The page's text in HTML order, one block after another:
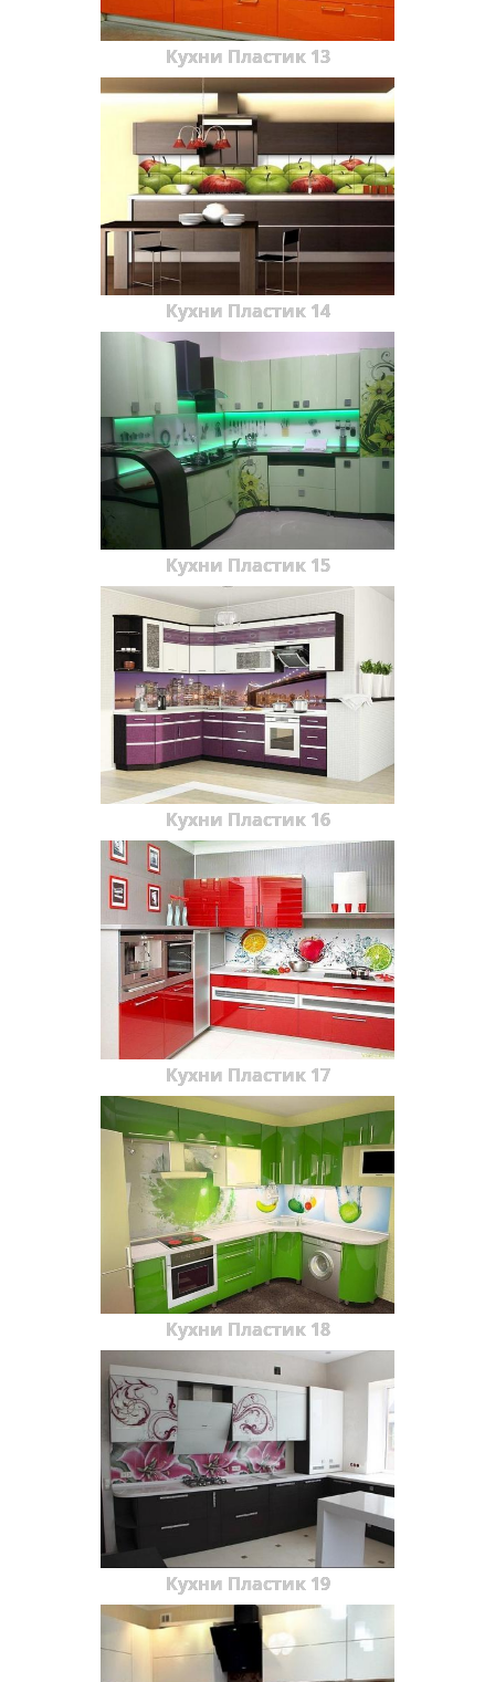
Кухни Пластик 13
Кухни Пластик 14
Кухни Пластик 15
Кухни Пластик 16
Кухни Пластик 17
Кухни Пластик 18
Кухни Пластик 19